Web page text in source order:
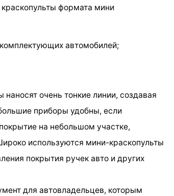
формата мини
автомобилей;
очень тонкие линии, создавая
приборы удобны, если
на небольшом участке,
используются мини-краскопульты
покрытия ручек авто и других
для автовладельцев, которым